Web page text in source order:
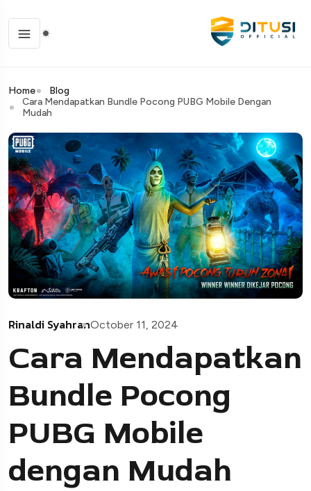
Home
Blog
Cara Mendapatkan Bundle Pocong PUBG Mobile Dengan
Mudah
Rinaldi SyahranOctober 11, 2024
Cara Mendapatkan
Bundle Pocong
PUBG Mobile
dengan Mudah